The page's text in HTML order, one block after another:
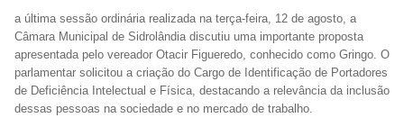
a última sessão ordinária realizada na terça-feira, 12 de agosto, a
Câmara Municipal de Sidrolândia discutiu uma importante proposta
apresentada pelo vereador Otacir Figueredo, conhecido como Gringo. O
parlamentar solicitou a criação do Cargo de Identificação de Portadores
de Deficiência Intelectual e Física, destacando a relevância da inclusão
dessas pessoas na sociedade e no mercado de trabalho.